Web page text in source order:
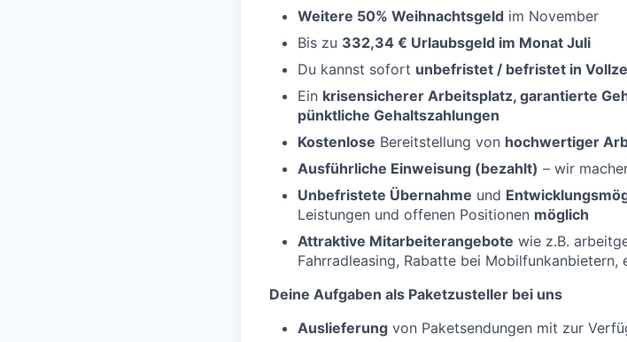
Weitere 50% Weihnachtsgeld im November
Bis zu 332,34 € Urlaubsgeld im Monat Juli
Du kannst sofort unbefristet / befristet in
Ein krisensicherer Arbeitsplatz, garantierte
pünktliche Gehaltszahlungen
Kostenlose Bereitstellung von hochwertiger
Ausführliche Einweisung (bezahlt) – wir
Unbefristete Übernahme und
Leistungen und offenen Positionen möglich
Attraktive Mitarbeiterangebote wie z.B.
Fahrradleasing, Rabatte bei Mobilfunkanbietern,
Deine Aufgaben als Paketzusteller bei uns
Auslieferung von Paketsendungen mit zur